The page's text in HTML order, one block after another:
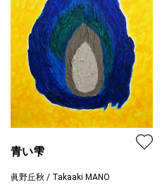
青い雫
眞野丘秋 / Takaaki MANO